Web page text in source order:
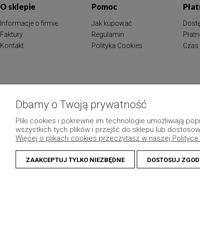
O sklepie
Informacje o firmie
Faktury
Kontakt
Pomoc
Jak kupować
Regulamin
Polityka Cookies
Dbamy o Twoją prywatność
Pliki cookies i pokrewne im technologie umożliwiają
wszystkich tych plików i przejść do sklepu lub
Więcej o plikach cookies przeczytasz w naszej
ZAAKCEPTUJ TYLKO NIEZBĘDNE DOSTOSUJ